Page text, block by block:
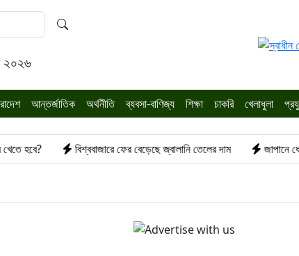
আন্তর্জাতিক অর্থনীতি ব্যবসা-বাণিজ্য শিক্ষা চাকরি খেলাধুলা
বিশ্ববাজারে ফের বেড়েছে জ্বালানি তেলের দাম জাপানে ধেয়ে